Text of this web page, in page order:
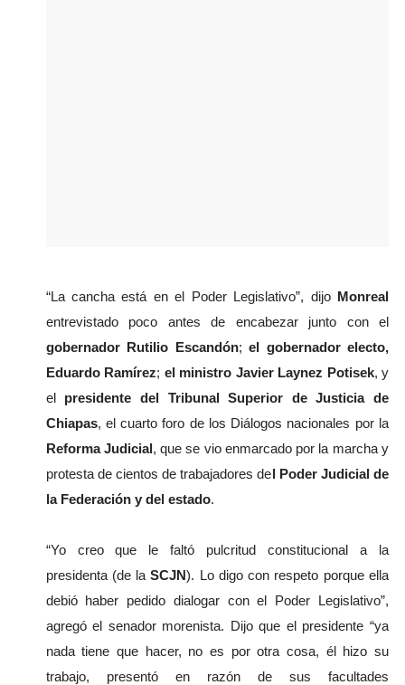
“La cancha está en el Poder Legislativo”, dijo
gobernador Rutilio Escandón; el gobernador electo,
Eduardo Ramírez; el ministro Javier Laynez Potisek, y
el presidente del Tribunal Superior de Justicia de
Chiapas
, el cuarto foro de los Diálogos nacionales por la
Reforma Judicial , que se vio enmarcado por la marcha y
protesta de cientos de trabajadores de l Poder Judicial de
la Federación y del estado.
“Yo creo que le faltó pulcritud constitucional a la
presidenta (de la SCJN). Lo digo con respeto porque ella
debió haber pedido dialogar con el Poder Legislativo”,
agregó el senador morenista.
Dijo que el presidente “ya
nada tiene que hacer, no es por otra cosa, él hizo su
trabajo, presentó en razón de sus facultades